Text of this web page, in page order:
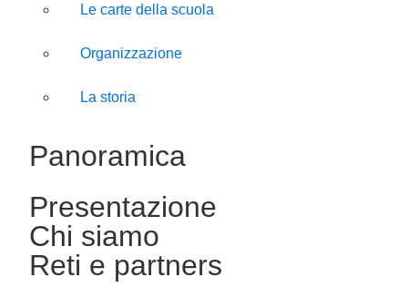
Le carte della scuola
Organizzazione
La storia
Panoramica
Presentazione
Chi siamo
Reti e partners